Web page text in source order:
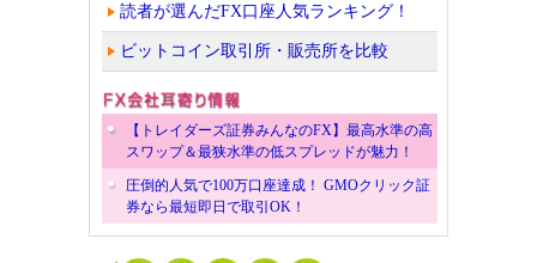
読者が選んだFX口座人気ランキング！
ビットコイン取引所・販売所を比較
【トレイダーズ証券みんなのFX】最高水準の高
スワップ＆最狭水準の低スプレッドが魅力！
圧倒的人気で100万口座達成！ GMOクリック証
券なら最短即日で取引OK！